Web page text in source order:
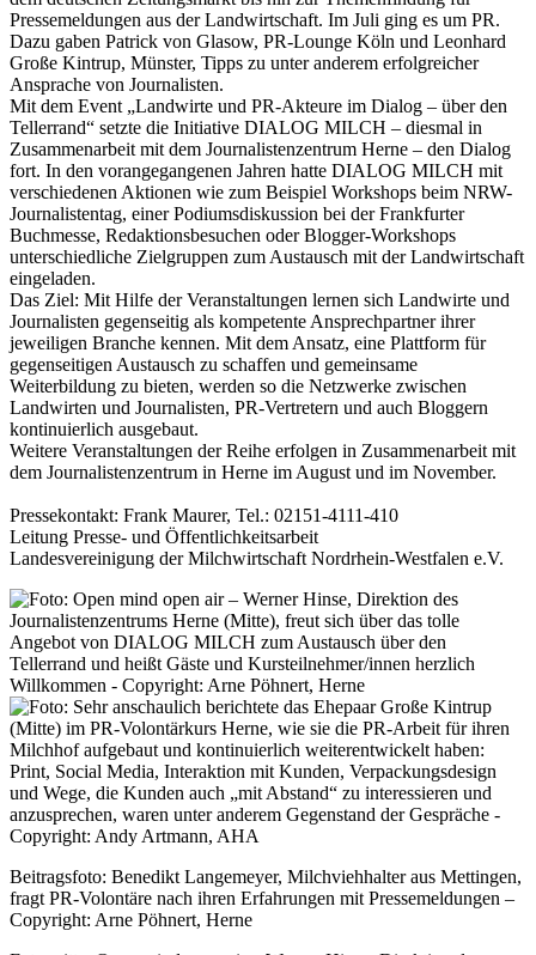
Pressemeldungen aus der Landwirtschaft. Im Juli ging es um PR.
Dazu gaben Patrick von Glasow, PR-Lounge Köln und Leonhard
Große Kintrup, Münster, Tipps zu unter anderem erfolgreicher
Ansprache von Journalisten.
Mit dem Event „Landwirte und PR-Akteure im Dialog – über den
Tellerrand“ setzte die Initiative DIALOG MILCH – diesmal in
Zusammenarbeit mit dem Journalistenzentrum Herne – den Dialog
fort. In den vorangegangenen Jahren hatte DIALOG MILCH mit
verschiedenen Aktionen wie zum Beispiel Workshops beim NRW-
Journalistentag, einer Podiumsdiskussion bei der Frankfurter
Buchmesse, Redaktionsbesuchen oder Blogger-Workshops
unterschiedliche Zielgruppen zum Austausch mit der Landwirtschaft
eingeladen.
Das Ziel: Mit Hilfe der Veranstaltungen lernen sich Landwirte und
Journalisten gegenseitig als kompetente Ansprechpartner ihrer
jeweiligen Branche kennen. Mit dem Ansatz, eine Plattform für
gegenseitigen Austausch zu schaffen und gemeinsame
Weiterbildung zu bieten, werden so die Netzwerke zwischen
Landwirten und Journalisten, PR-Vertretern und auch Bloggern
kontinuierlich ausgebaut.
Weitere Veranstaltungen der Reihe erfolgen in Zusammenarbeit mit
dem Journalistenzentrum in Herne im August und im November.
Pressekontakt: Frank Maurer, Tel.: 02151-4111-410
Leitung Presse- und Öffentlichkeitsarbeit
Landesvereinigung der Milchwirtschaft Nordrhein-Westfalen e.V.
Beitragsfoto: Benedikt Langemeyer, Milchviehhalter aus Mettingen,
fragt PR-Volontäre nach ihren Erfahrungen mit Pressemeldungen –
Copyright: Arne Pöhnert, Herne